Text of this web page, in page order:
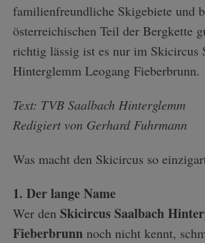
familienfreundliche Skigebiete und
österreichischen Teil der Bergkette
richtig lässig ist es nur im Skicircus
Hinterglemm Leogang Fieberbrunn.
Text: TVB Saalbach Hinterglemm
Redigiert von Gerhard Fuhrmann
Was macht den Skicircus so
1. Der lange Name
Wer denSkicircus Saalbach
Fieberbrunn noch nicht kennt,